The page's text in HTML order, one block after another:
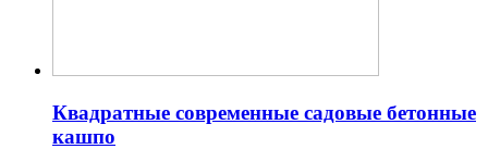
Квадратные современные садовые бетонные
кашпо